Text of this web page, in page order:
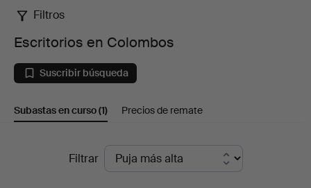
Escritorios
en
Colombos
Filtros
Escritorios en Colombos
Suscribir búsqueda
Subastas en curso(1) Precios de remate
SubastasFiltrar